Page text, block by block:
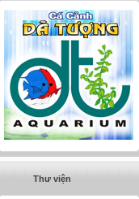
Thư viện